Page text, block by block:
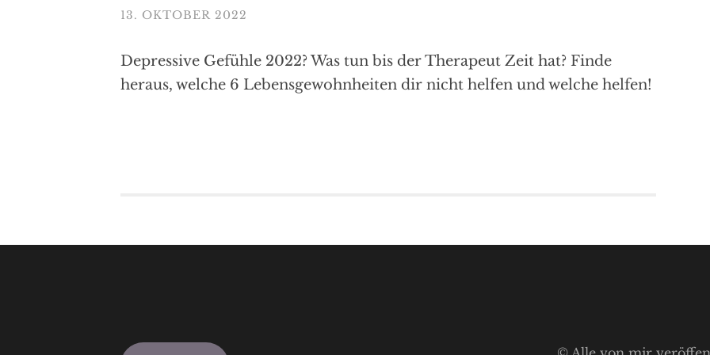
13. OKTOBER 2022
Depressive Gefühle 2022? Was tun bis der Therapeut Zeit hat? Finde
heraus, welche 6 Lebensgewohnheiten dir nicht helfen und welche helfen!